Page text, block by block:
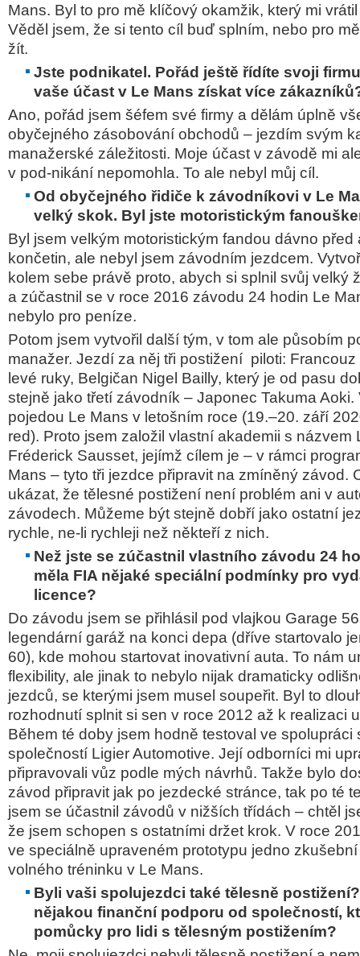
Mans. Byl to pro mě klíčový okamžik, který mi
Věděl jsem, že si tento cíl buď splním, nebo pro
žít.
Jste podnikatel. Pořád ještě řídíte svoji
vaše účast v Le Mans získat více
Ano, pořád jsem šéfem své firmy a dělám úplně
obyčejného zásobování obchodů – jezdím svým
manažerské záležitosti. Moje účast v závodě mi
v pod-nikání nepomohla. To ale nebyl můj cíl.
Od obyčejného řidiče k závodníkovi v Le
velký skok. Byl jste motoristickým
Byl jsem velkým motoristickým fandou dávno před
končetin, ale nebyl jsem závodním jezdcem.
kolem sebe právě proto, abych si splnil svůj velký
a zúčastnil se v roce 2016 závodu 24 hodin Le
nebylo pro peníze.
Potom jsem vytvořil další tým, v tom ale působím
manažer. Jezdí za něj tři postižení piloti:
levé ruky, Belgičan Nigel Bailly, který je od pasu
stejně jako třetí závodník – Japonec Takuma Aoki.
pojedou Le Mans v letošním roce (19.–20. září
red). Proto jsem založil vlastní akademii s názvem
Fréderick Sausset, jejímž cílem je – v rámci
Mans – tyto tři jezdce připravit na zmíněný závod.
ukázat, že tělesné postižení není problém ani v
závodech. Můžeme být stejně dobří jako ostatní
rychle, ne-li rychleji než někteří z nich.
Než jste se zúčastnil vlastního závodu 24
měla FIA nějaké speciální podmínky pro
licence?
Do závodu jsem se přihlásil pod vlajkou Garage
legendární garáž na konci depa (dříve startovalo
60), kde mohou startovat inovativní auta. To nám
flexibility, ale jinak to nebylo nijak dramaticky
jezdců, se kterými jsem musel soupeřit. Byl to
rozhodnutí splnit si sen v roce 2012 až k realizaci
Během té doby jsem hodně testoval ve spolupráci
společností Ligier Automotive. Její odborníci mi
připravovali vůz podle mých návrhů. Takže bylo
závod připravit jak po jezdecké stránce, tak po té
jsem se účastnil závodů v nižších třídách – chtěl
že jsem schopen s ostatními držet krok. V roce
ve speciálně upraveném prototypu jedno
volného tréninku v Le Mans.
Byli vaši spolujezdci také tělesně
nějakou finanční podporu od společností,
pomůcky pro lidi s tělesným postižením?